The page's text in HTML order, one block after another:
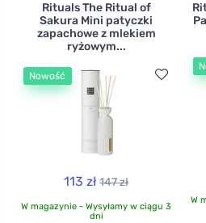
Rituals The Ritual of
Sakura Mini patyczki
zapachowe z mlekiem
ryżowym...
Nowość
113 zł 147 zł
W magazynie - Wysyłamy w ciągu 3
dni
W